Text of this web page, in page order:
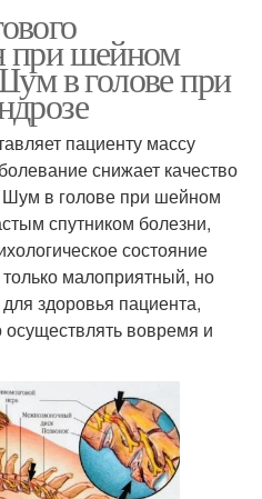
при шейном
в голове при
пациенту массу
снижает качество
Шум в голове при шейном
спутником болезни,
состояние
малоприятный, но
здоровья пациента,
вовремя и